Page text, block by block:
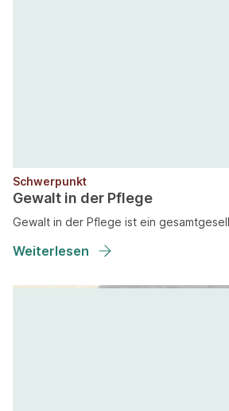
Schwerpunkt
Gewalt in der Pflege
Gewalt in der Pflege ist ein
Weiterlesen